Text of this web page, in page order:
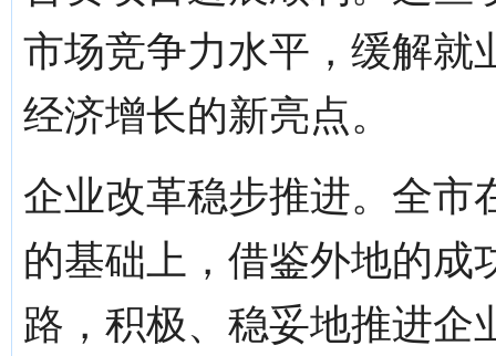
市场竞争力水平，缓解就
经济增长的新亮点。
企业改革稳步推进。全市
的基础上，借鉴外地的成
路，积极、稳妥地推进企